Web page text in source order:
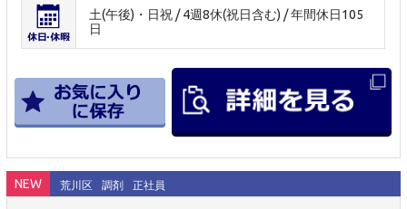
土(午後)・日祝 / 4週8休(祝日含む) / 年間休日105
日
NEW 荒川区 調剤 正社員